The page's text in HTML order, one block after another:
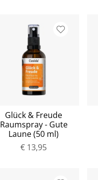
Glück & Freude
Raumspray - Gute
Laune (50 ml)
€ 13,95